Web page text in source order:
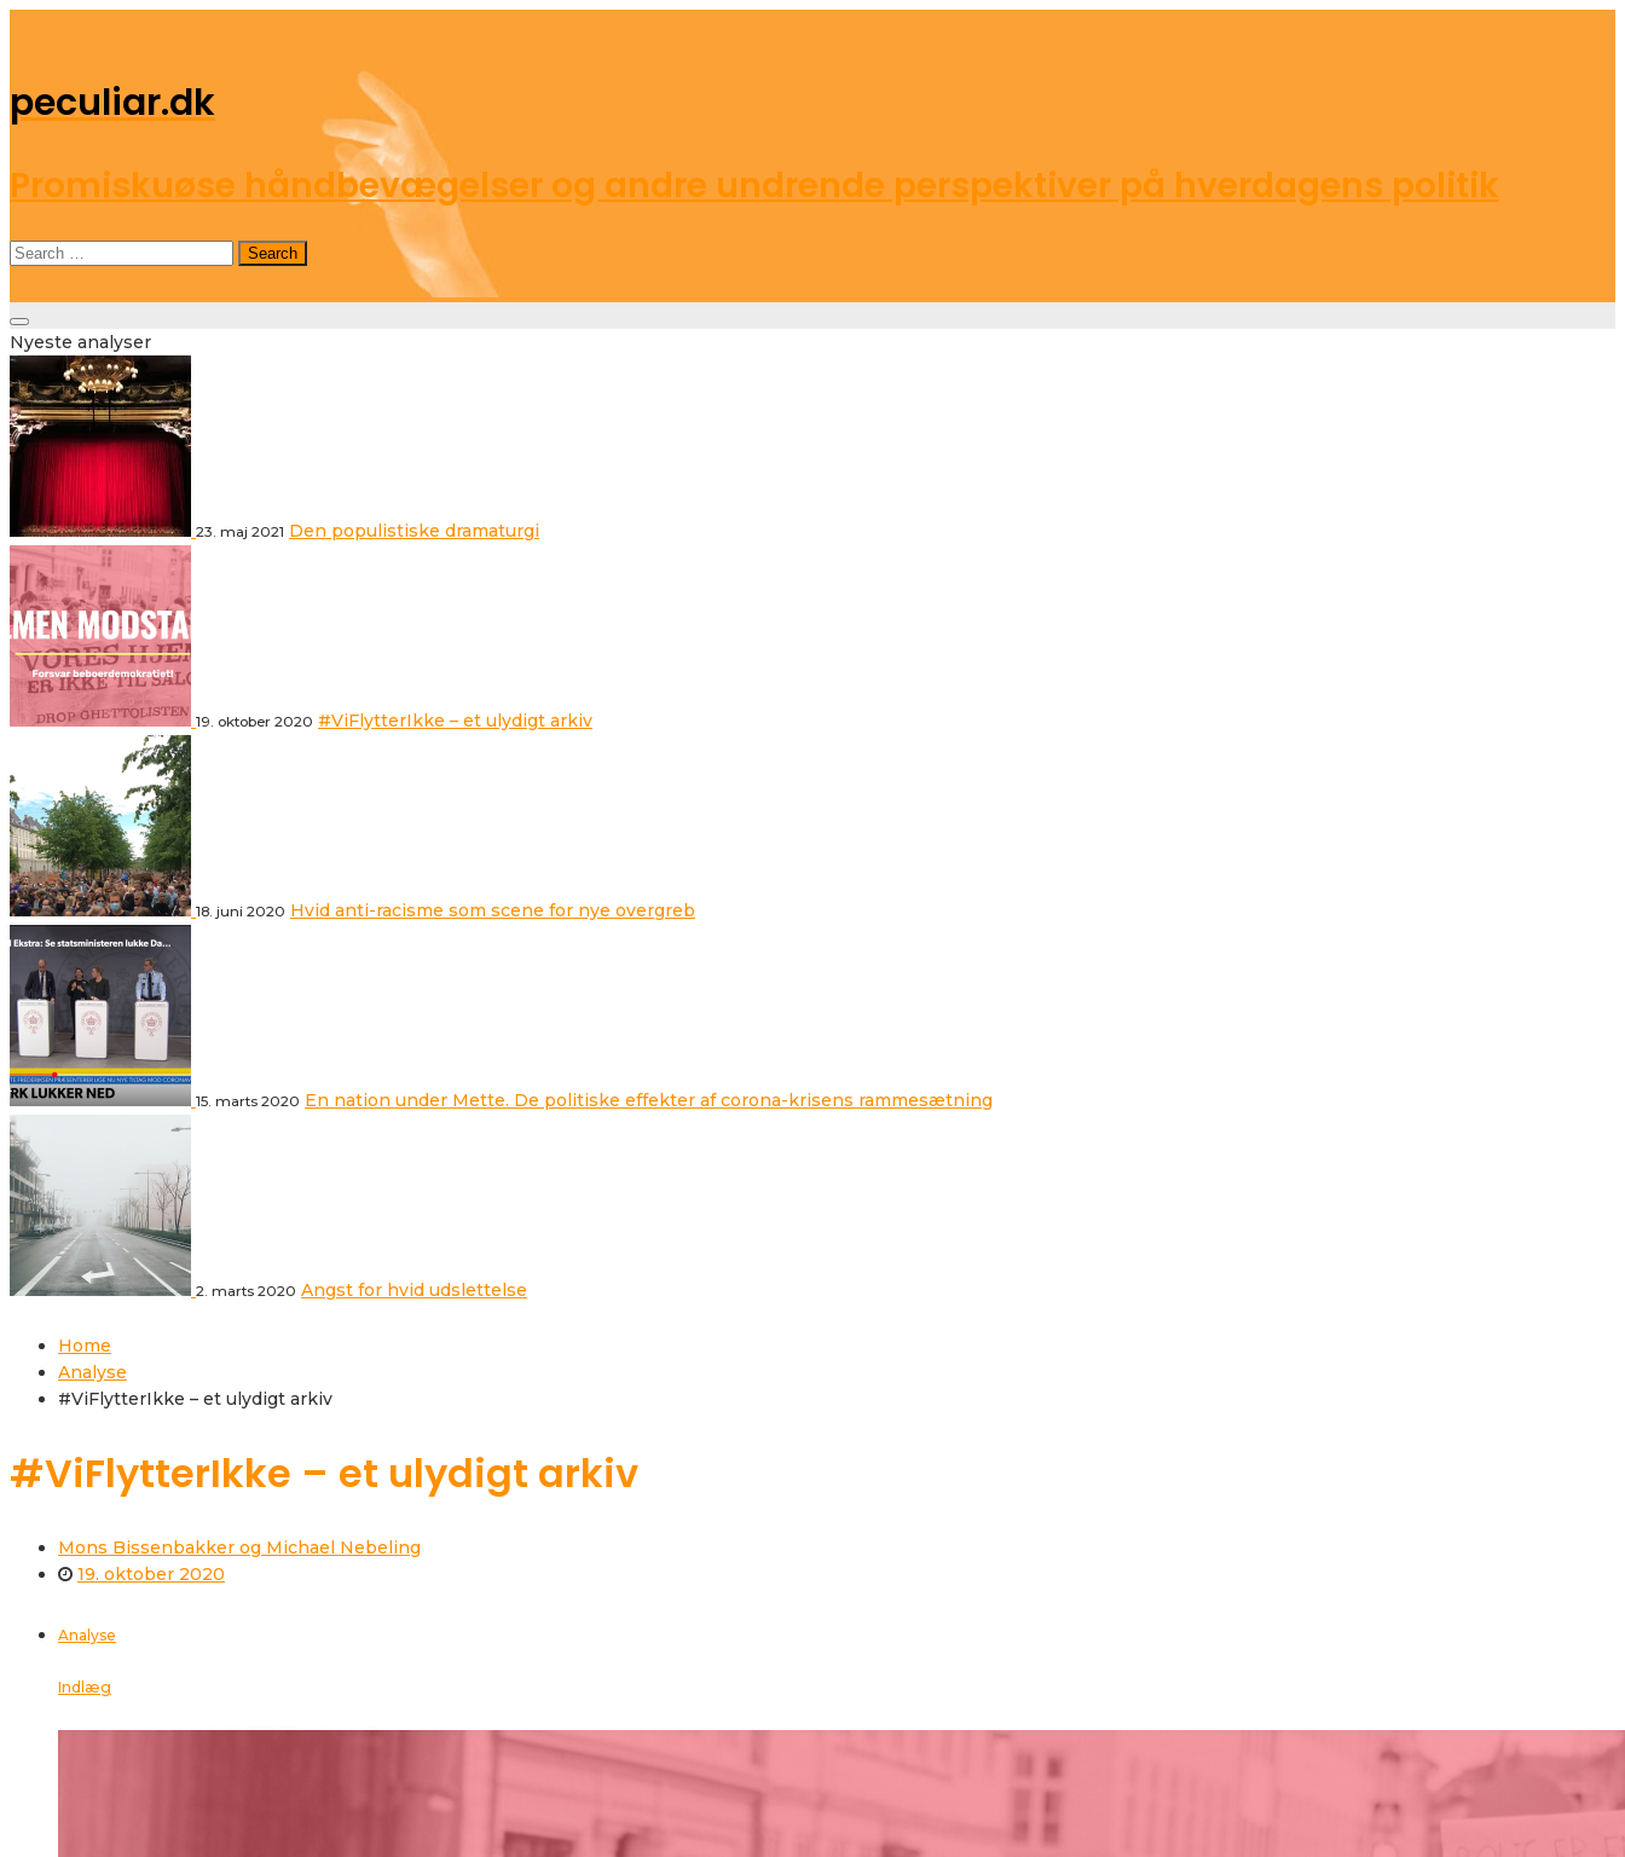
peculiar.dk
Promiskuøse håndbevægelser og andre undrende perspektiver på hverdagens politik
Search
Toggle
navigation
Nyeste analyser
23. maj 2021 Den populistiske dramaturgi
19. oktober 2020 #ViFlytterIkke – et ulydigt arkiv
18. juni 2020 Hvid anti-racisme som scene for nye overgreb
15. marts 2020 En nation under Mette. De politiske effekter af corona-krisens rammesætning
2. marts 2020 Angst for hvid udslettelse
Home
Analyse
#ViFlytterIkke – et ulydigt arkiv
#ViFlytterIkke – et ulydigt arkiv
Mons Bissenbakker og Michael Nebeling
19. oktober 2020
Analyse
Indlæg